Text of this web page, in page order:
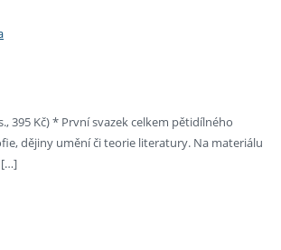
395 Kč) * První svazek celkem pětidílného
dějiny umění či teorie literatury. Na materiálu
[…]